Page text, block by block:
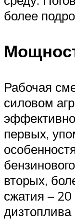
более
Рабочая
силовом
первых,
вторых,
сжатия –